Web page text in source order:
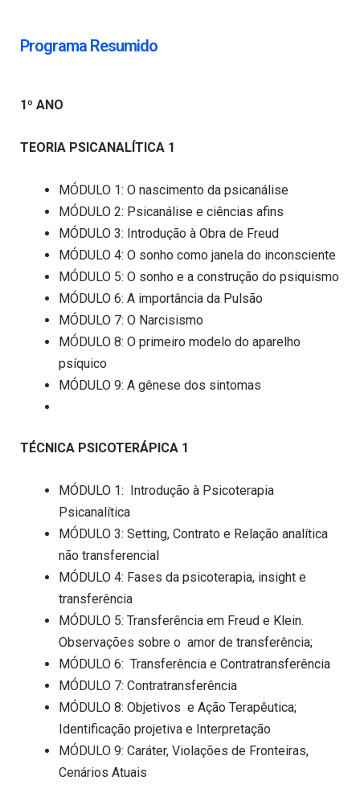
Programa Resumido
1º ANO
TEORIA PSICANALÍTICA 1
MÓDULO 1: O nascimento da psicanálise
MÓDULO 2: Psicanálise e ciências afins
MÓDULO 3: Introdução à Obra de Freud
MÓDULO 4: O sonho como janela do inconsciente
MÓDULO 5: O sonho e a construção do psiquismo
MÓDULO 6: A importância da Pulsão
MÓDULO 7: O Narcisismo
MÓDULO 8: O primeiro modelo do aparelho
psíquico
MÓDULO 9: A gênese dos sintomas
TÉCNICA PSICOTERÁPICA 1
MÓDULO 1: Introdução à Psicoterapia
Psicanalítica
MÓDULO 3: Setting, Contrato e Relação analítica
não transferencial
MÓDULO 4: Fases da psicoterapia, insight e
transferência
MÓDULO 5: Transferência em Freud e Klein.
Observações sobre o amor de transferência;
MÓDULO 6: Transferência e Contratransferência
MÓDULO 7: Contratransferência
MÓDULO 8: Objetivos e Ação Terapêutica;
Identificação projetiva e Interpretação
MÓDULO 9: Caráter, Violações de Fronteiras,
Cenários Atuais